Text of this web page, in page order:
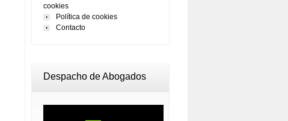
cookies
Política de cookies
Contacto
Despacho de Abogados